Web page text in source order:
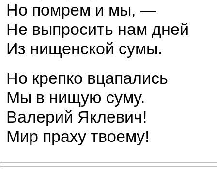
Но помрем и мы, —
Не выпросить нам дней
Из нищенской сумы.
Но крепко вцапались
Мы в нищую суму.
Валерий Яклевич!
Мир праху твоему!